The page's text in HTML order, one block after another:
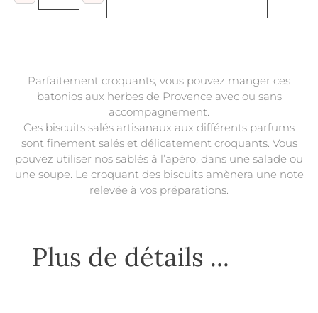
Parfaitement croquants, vous pouvez manger ces
batonios aux herbes de Provence avec ou sans
accompagnement.
Ces biscuits salés artisanaux aux différents parfums
sont finement salés et délicatement croquants. Vous
pouvez utiliser nos sablés à l’apéro, dans une salade ou
une soupe. Le croquant des biscuits amènera une note
relevée à vos préparations.
Plus de détails ...